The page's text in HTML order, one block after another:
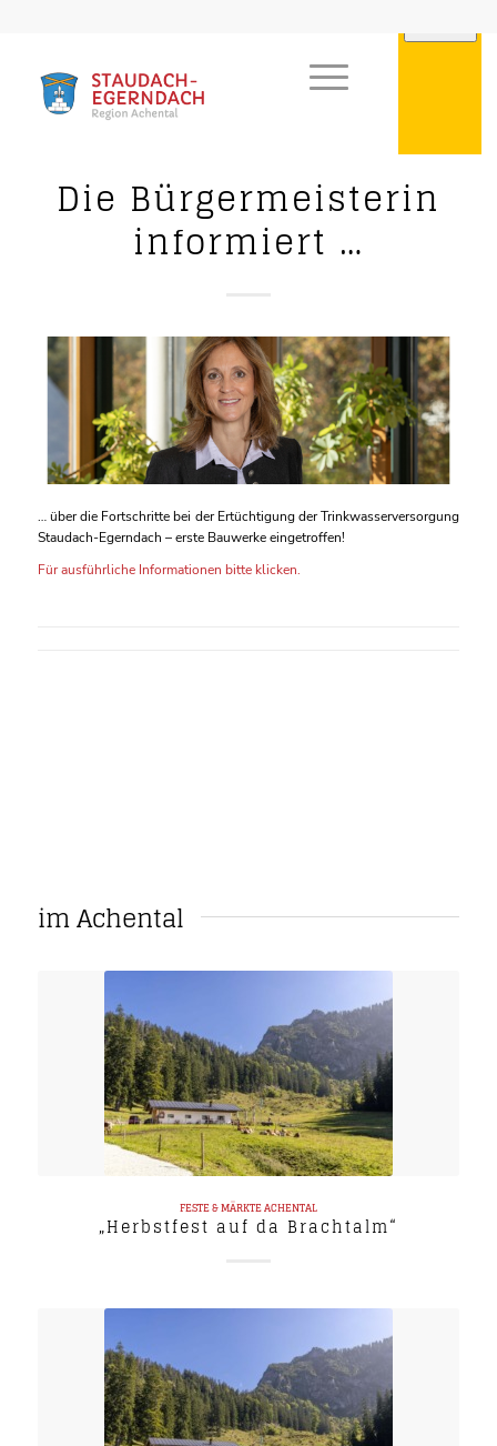
Die Bürgermeisterin
informiert …
… über die Fortschritte bei der Ertüchtigung der Trinkwasserversorgung
Staudach-Egerndach – erste Bauwerke eingetroffen!
Für ausführliche Informationen bitte klicken.
im Achental
FESTE & MÄRKTEACHENTAL
„Herbstfest auf da Brachtalm“